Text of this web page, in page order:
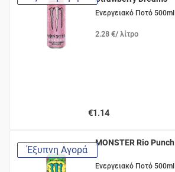
Ενεργειακό Ποτό 500ml
2.28 €/ λίτρο
€1.14
Έξυπνη Αγορά
MONSTER Rio Punch
Ενεργειακό Ποτό 500ml